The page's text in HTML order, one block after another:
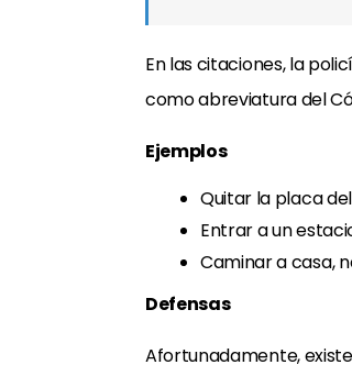
En las citaciones, la
como abreviatura del
Ejemplos
Quitar la placa
Entrar a un
Caminar a casa,
Defensas
Afortunadamente,